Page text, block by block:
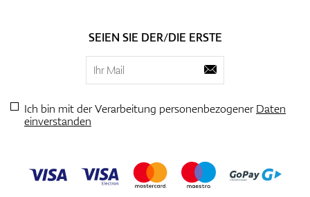
SEIEN SIE DER/DIE ERSTE
Ich bin mit der Verarbeitung personenbezogenerDaten
einverstanden